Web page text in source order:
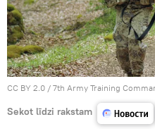
CC BY 2.0 / 7th Army Training
Sekot līdzi rakstam